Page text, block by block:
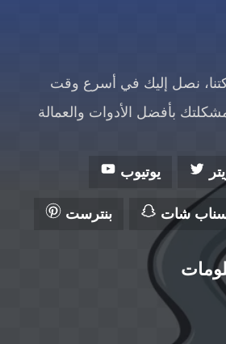
نصل إليك في أسرع وقت
بأفضل الأدوات والعمالة
يوتيوب
شات بنترست